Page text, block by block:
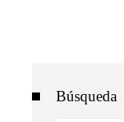
Búsqueda